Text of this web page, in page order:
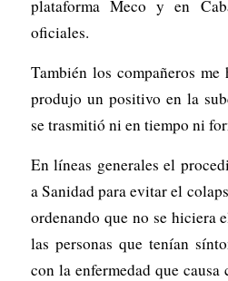
plataforma Meco y en
oficiales.
También los compañeros
produjo un positivo en la
se trasmitió ni en tiempo ni
En líneas generales el
a Sanidad para evitar el
ordenando que no se hiciera
las personas que tenían
con la enfermedad que